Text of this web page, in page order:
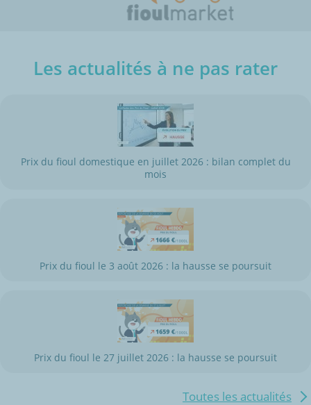
Les actualités à ne pas rater
Prix du fioul domestique en juillet 2026 : bilan complet du
mois
Prix du fioul le 3 août 2026 : la hausse se poursuit
Prix du fioul le 27 juillet 2026 : la hausse se poursuit
Toutes les actualités